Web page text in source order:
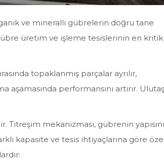
ve mineralli gübrelerin doğru tane
gübre üretim ve işleme tesislerinin en kritik
topaklanmış parçalar ayrılır,
performansını artırır. Ulutaş
mekanizması, gübrenin yapısını
kapasite ve tesis ihtiyaçlarına göre